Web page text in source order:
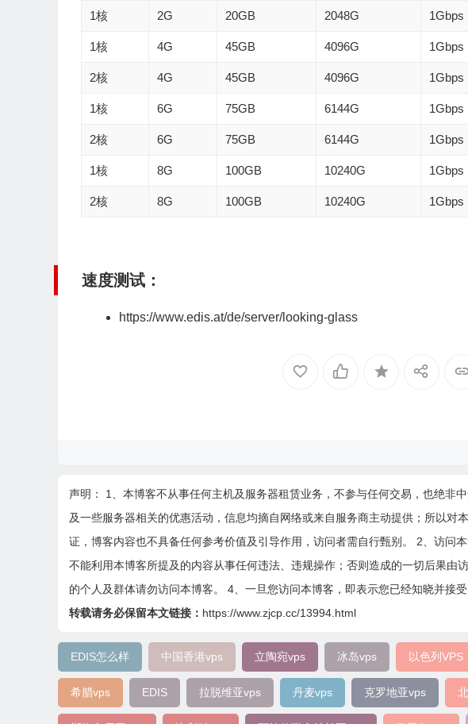
1核 2G 20GB 2048G 1Gbps
1核 4G 45GB 4096G 1Gbps
2核 4G 45GB 4096G 1Gbps
1核 6G 75GB 6144G 1Gbps
2核 6G 75GB 6144G 1Gbps
1核 8G 100GB 10240G 1Gbps
2核 8G 100GB 10240G 1Gbps
速度测试 ：
https://www.edis.at/de/server/looking-glass
声明： 1、本博客不从事任何主机及服务器租赁业务，不参与任何交易，也绝非
及一些服务器相关的优惠活动，信息均摘自网络或来自服务商主动提供；所以对
证，博客内容也不具备任何参考价值及引导作用，访问者需自行甄别。 2、访问
不能利用本博客所提及的内容从事任何违法、违规操作；否则造成的一切后果由
的个人及群体请勿访问本博客。 4、一旦您访问本博客，即表示您已经知晓并接受
转载请务必保留本文链接： https://www.zjcp.cc/13994.html
EDIS怎么样 中国香港vps 立陶宛vps 冰岛vps 以色列VPS
希腊vps EDIS 拉脱维亚vps 丹麦vps 克罗地亚vps